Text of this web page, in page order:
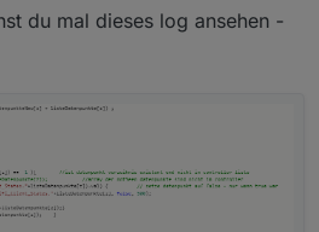
du mal dieses log ansehen -